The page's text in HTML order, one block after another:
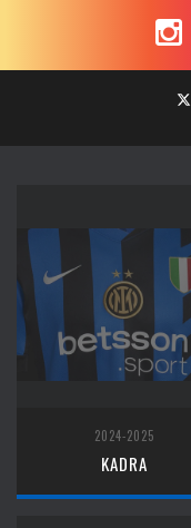
2024-2025
KADRA